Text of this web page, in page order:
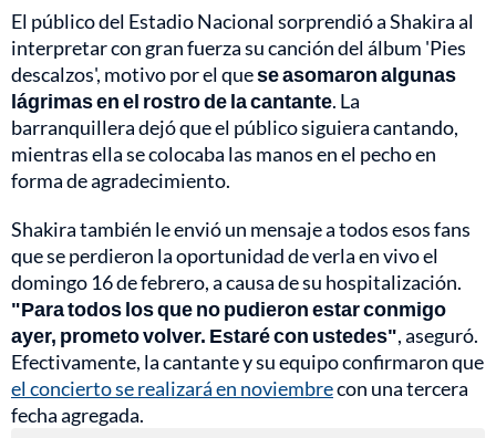
El público del Estadio Nacional sorprendió a Shakira al
interpretar con gran fuerza su canción del álbum 'Pies
descalzos', motivo por el quese asomaron algunas
lágrimas en el rostro de la cantante. La
barranquillera dejó que el público siguiera cantando,
mientras ella se colocaba las manos en el pecho en
forma de agradecimiento.
Shakira también le envió un mensaje a todos esos fans
que se perdieron la oportunidad de verla en vivo el
domingo 16 de febrero, a causa de su hospitalización.
"Para todos los que no pudieron estar conmigo
ayer, prometo volver. Estaré con ustedes", aseguró.
Efectivamente, la cantante y su equipo confirmaron que
el concierto se realizará en noviembrecon una tercera
fecha agregada.